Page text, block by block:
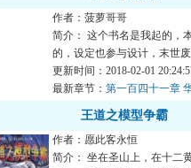
作者：菠萝哥哥
简介： 这个书名是我起的，
的，设定也参与设计，末世
看的不能错过。—...
更新时间：2018-02-01
最新章节： 第一百四十一章
王道之模型争霸
作者：愿此客永恒
简介： 坐在圣山上，在十二